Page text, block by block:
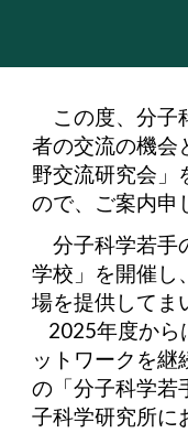
この度、分子
者の交流の機会
野交流研究会」
ので、ご案内申
分子科学若手
学校」を開催し
場を提供してま
2025年度から
ットワークを継
の 「分子科学
子科学研究所に